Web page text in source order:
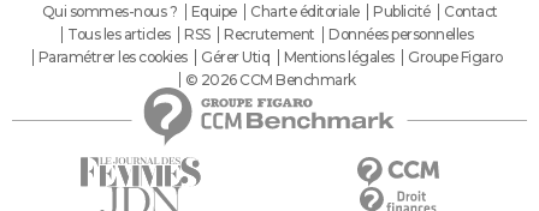
Qui sommes-nous ? Equipe Charte éditoriale Publicité
Contact
Tous les articles
RSS Recrutement
Données personnelles
Paramétrer les cookies
Gérer Utiq Mentions légales
Groupe Figaro
© 2026 CCM Benchmark